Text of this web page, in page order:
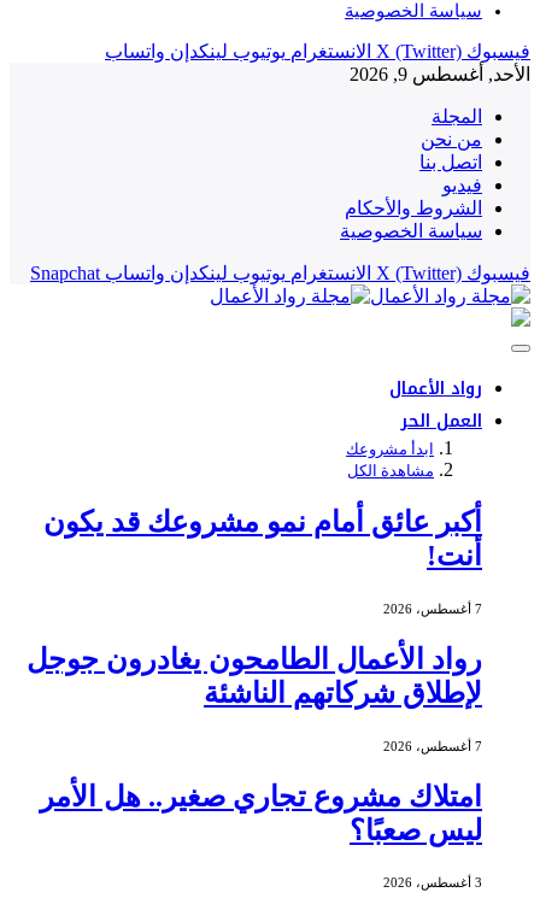
سياسة الخصوصية
فيسبوك X (Twitter) الانستغرام يوتيوب لينكدإن واتساب
الأحد, أغسطس 9, 2026
المجلة
من نحن
اتصل بنا
فيديو
الشروط والأحكام
سياسة الخصوصية
فيسبوك X (Twitter) الانستغرام يوتيوب لينكدإن واتساب Snapchat
رواد الأعمال
العمل الحر
ابدأ مشروعك
مشاهدة الكل
أكبر عائق أمام نمو مشروعك قد يكون
أنت!
7 أغسطس، 2026
رواد الأعمال الطامحون يغادرون جوجل
لإطلاق شركاتهم الناشئة
7 أغسطس، 2026
امتلاك مشروع تجاري صغير.. هل الأمر
ليس صعبًا؟
3 أغسطس، 2026